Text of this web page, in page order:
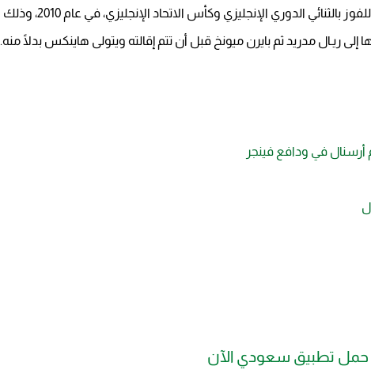
وكان انشيلوتي قد تمكن من قيادة تشيلسي للفوز بالثنائي الدوري الإنجليزي وكأس الاتحاد الإنجليزي، في عام 2010، وذلك
ريـال مدريد ثم بايرن ميونخ قبل أن تتم إقالته ويتولى هاينكس بدلًا منه.
أرسنال في ودافع فينجر
حمل تطبيق سعودي الآن